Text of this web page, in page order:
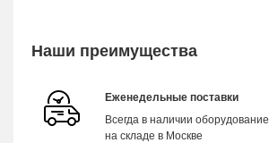
Наши преимущества
Еженедельные поставки
Всегда в наличии оборудование
на складе в Москве